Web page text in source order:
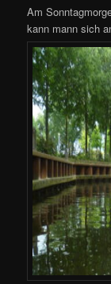
Am
kann mann sich